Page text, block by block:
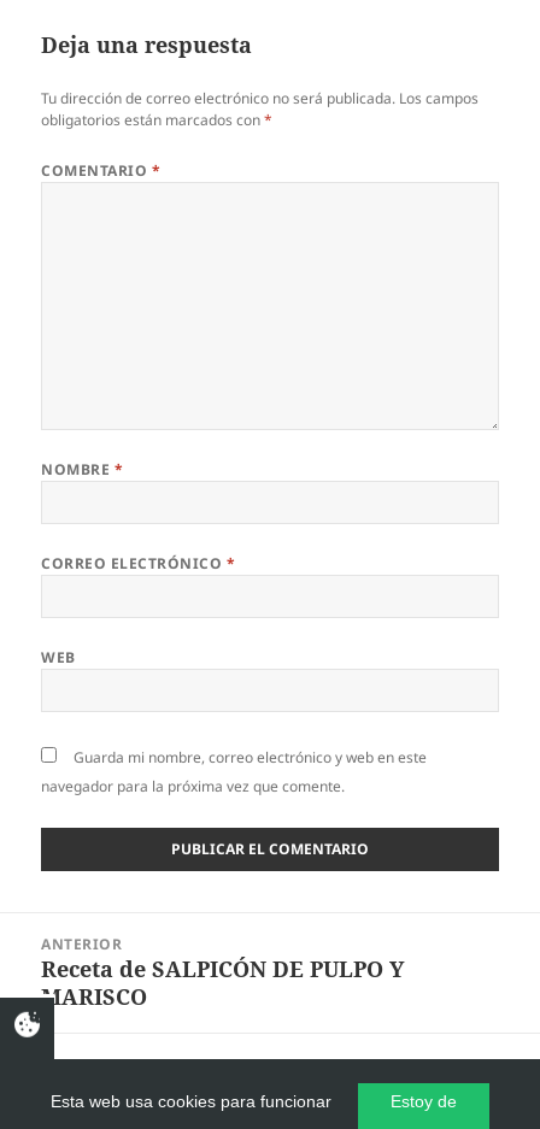
Deja una respuesta
Tu dirección de correo electrónico no será publicada. Los campos
obligatorios están marcados con*
COMENTARIO *
NOMBRE *
CORREO ELECTRÓNICO *
WEB
Guarda mi nombre, correo electrónico y web en este
navegador para la próxima vez que comente.
entradas
ANTERIOR
Entrada
anterior:
Receta de SALPICÓN DE PULPO Y
MARISCO
SIGUIENTE
Receta de SALPICÓN DE MARISCOS CON
ARROZ
Esta web usa cookies para funcionar
Estoy de